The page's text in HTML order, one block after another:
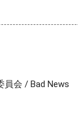
員会 / Bad News